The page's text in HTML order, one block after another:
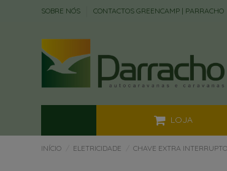
SOBRE NÓS CONTACTOS GREENCAMP | PARRACHO
LOJA
INÍCIO ELETRICIDADE CHAVE EXTRA